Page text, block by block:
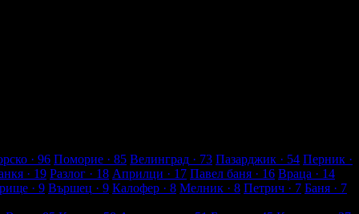
· 96 Поморие · 85 Велинград · 73 Пазарджик · 54 Перник ·
· 19 Разлог · 18 Априлци · 17 Павел баня · 16 Враца · 14
· 9 Вършец · 9 Калофер · 8 Мелник · 8 Петрич · 7 Баня · 7